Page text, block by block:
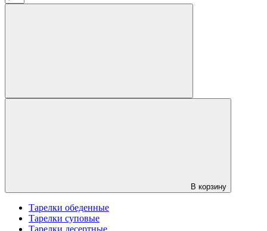
В корзину
Тарелки обеденные
Тарелки суповые
Тарелки десертные